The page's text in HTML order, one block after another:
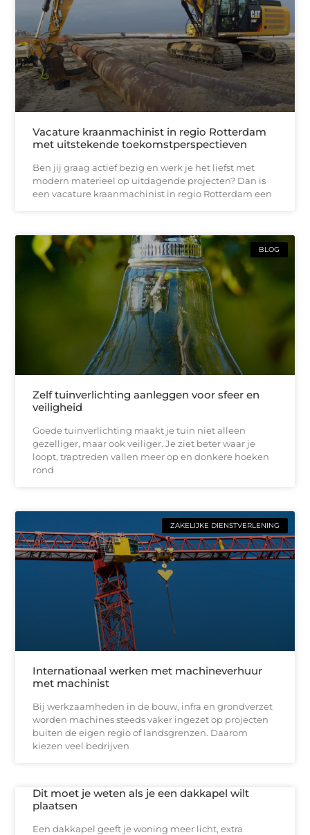
Vacature kraanmachinist in regio Rotterdam
met uitstekende toekomstperspectieven
Ben jij graag actief bezig en werk je het liefst met
modern materieel op uitdagende projecten? Dan is
een vacature kraanmachinist in regio Rotterdam een
BLOG
Zelf tuinverlichting aanleggen voor sfeer en
veiligheid
Goede tuinverlichting maakt je tuin niet alleen
gezelliger, maar ook veiliger. Je ziet beter waar je
loopt, traptreden vallen meer op en donkere hoeken
rond
ZAKELIJKE DIENSTVERLENING
Internationaal werken met machineverhuur
met machinist
Bij werkzaamheden in de bouw, infra en grondverzet
worden machines steeds vaker ingezet op projecten
buiten de eigen regio of landsgrenzen. Daarom
kiezen veel bedrijven
Dit moet je weten als je een dakkapel wilt
plaatsen
Een dakkapel geeft je woning meer licht, extra